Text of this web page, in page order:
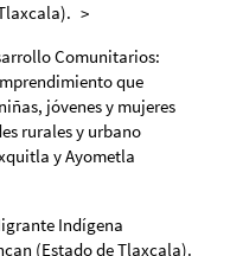
Comunitarios:
que
jóvenes y mujeres
rurales y urbano
y Ayometla
Indígena
(Estado de Tlaxcala).